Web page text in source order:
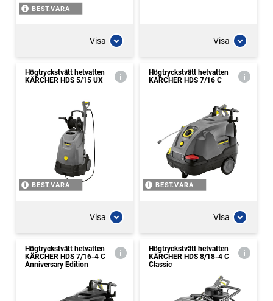
BEST.VARA
Visa Visa
Högtryckstvätt hetvatten
KÄRCHER HDS 5/15 UX
BEST.VARA
Visa
Högtryckstvätt hetvatten
KÄRCHER HDS 7/16 C
BEST.VARA
Visa
Högtryckstvätt hetvatten
KÄRCHER HDS 7/16-4 C
Anniversary Edition
Högtryckstvätt hetvatten
KÄRCHER HDS 8/18-4 C
Classic